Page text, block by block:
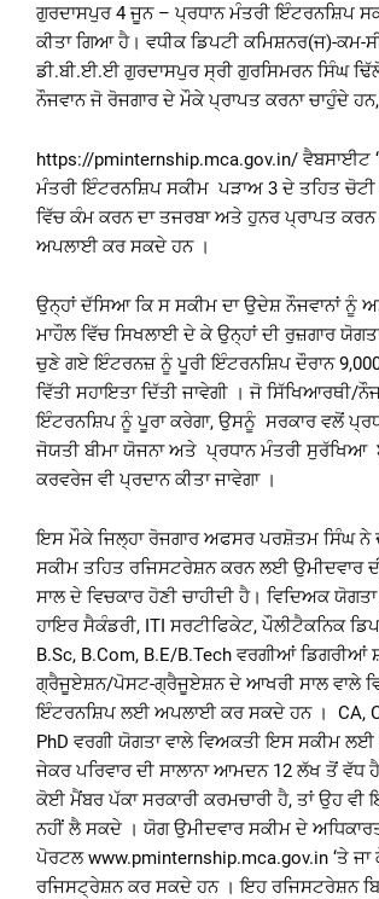
ਗੁਰਦਾਸਪੁਰ 4 ਜੂਨ – ਪ੍ਰਧਾਨ ਮੰਤਰੀ ਇੰਟਰਨਸ਼ਿਪ
ਕੀਤਾ ਗਿਆ ਹੈ। ਵਧੀਕ ਡਿਪਟੀ ਕਮਿਸ਼ਨਰ(ਜ)-ਕਮ-
ਡੀ.ਬੀ.ਈ.ਈ ਗੁਰਦਾਸਪੁਰ ਸ੍ਰੀ ਗੁਰਸਿਮਰਨ ਸਿੰਘ
ਨੌਜਵਾਨ ਜੋ ਰੋਜਗਾਰ ਦੇ ਮੌਕੇ ਪ੍ਰਾਪਤ ਕਰਨਾ ਚਾਹੁੰਦੇ
https://pminternship.mca.gov.in/ ਵੈਬਸਾਈਟ
ਮੰਤਰੀ ਇੰਟਰਨਸ਼ਿਪ ਸਕੀਮ ਪੜਾਅ 3 ਦੇ ਤਹਿਤ
ਵਿੱਚ ਕੰਮ ਕਰਨ ਦਾ ਤਜਰਬਾ ਅਤੇ ਹੁਨਰ ਪ੍ਰਾਪਤ
ਅਪਲਾਈ ਕਰ ਸਕਦੇ ਹਨ ।
ਉਨ੍ਹਾਂ ਦੱਸਿਆ ਕਿ ਸ ਸਕੀਮ ਦਾ ਉਦੇਸ਼ ਨੌਜਵਾਨਾਂ ਨੂੰ
ਮਾਹੌਲ ਵਿੱਚ ਸਿਖਲਾਈ ਦੇ ਕੇ ਉਨ੍ਹਾਂ ਦੀ ਰੁਜ਼ਗਾਰ
ਚੁਣੇ ਗਏ ਇੰਟਰਨਜ਼ ਨੂੰ ਪੂਰੀ ਇੰਟਰਨਸ਼ਿਪ ਦੌਰਾਨ
ਵਿੱਤੀ ਸਹਾਇਤਾ ਦਿੱਤੀ ਜਾਵੇਗੀ । ਜੋ ਸਿੱਖਿਆਰਥੀ/
ਇੰਟਰਨਸ਼ਿਪ ਨੂੰ ਪੂਰਾ ਕਰੇਗਾ, ਉਸਨੂੰ ਸਰਕਾਰ ਵਲੋਂ
ਜੋਯਤੀ ਬੀਮਾ ਯੋਜਨਾ ਅਤੇ ਪ੍ਰਧਾਨ ਮੰਤਰੀ ਸੁਰੱਖਿਆ
ਕਰਵਰੇਜ ਵੀ ਪ੍ਰਦਾਨ ਕੀਤਾ ਜਾਵੇਗਾ ।
ਇਸ ਮੌਕੇ ਜਿਲ੍ਹਾ ਰੋਜਗਾਰ ਅਫਸਰ ਪਰਸ਼ੋਤਮ ਸਿੰਘ
ਸਕੀਮ ਤਹਿਤ ਰਜਿਸਟਰੇਸ਼ਨ ਕਰਨ ਲਈ ਉਮੀਦਵਾਰ
ਸਾਲ ਦੇ ਵਿਚਕਾਰ ਹੋਣੀ ਚਾਹੀਦੀ ਹੈ। ਵਿਦਿਅਕ
ਹਾਇਰ ਸੈਕੰਡਰੀ, ITI ਸਰਟੀਫਿਕੇਟ, ਪੌਲੀਟੈਕਨਿਕ
B.Sc, B.Com, B.E/B.Tech ਵਰਗੀਆਂ ਡਿਗਰੀਆਂ
ਗ੍ਰੈਜੂਏਸ਼ਨ/ਪੋਸਟ-ਗ੍ਰੈਜੂਏਸ਼ਨ ਦੇ ਆਖਰੀ ਸਾਲ ਵਾਲੇ
ਇੰਟਰਨਸ਼ਿਪ ਲਈ ਅਪਲਾਈ ਕਰ ਸਕਦੇ ਹਨ । CA,
PhD ਵਰਗੀ ਯੋਗਤਾ ਵਾਲੇ ਵਿਅਕਤੀ ਇਸ ਸਕੀਮ
ਜੇਕਰ ਪਰਿਵਾਰ ਦੀ ਸਾਲਾਨਾ ਆਮਦਨ 12 ਲੱਖ ਤੋਂ ਵੱਧ ਹੈ
ਕੋਈ ਮੈਂਬਰ ਪੱਕਾ ਸਰਕਾਰੀ ਕਰਮਚਾਰੀ ਹੈ, ਤਾਂ ਉਹ ਵੀ
ਨਹੀਂ ਲੈ ਸਕਦੇ । ਯੋਗ ਉਮੀਦਵਾਰ ਸਕੀਮ ਦੇ
ਪੋਰਟਲwww.pminternship.mca.gov.in ‘ਤੇ
ਰਜਿਸਟ੍ਰੇਸ਼ਨ ਕਰ ਸਕਦੇ ਹਨ । ਇਹ ਰਜਿਸਟਰੇਸ਼ਨ